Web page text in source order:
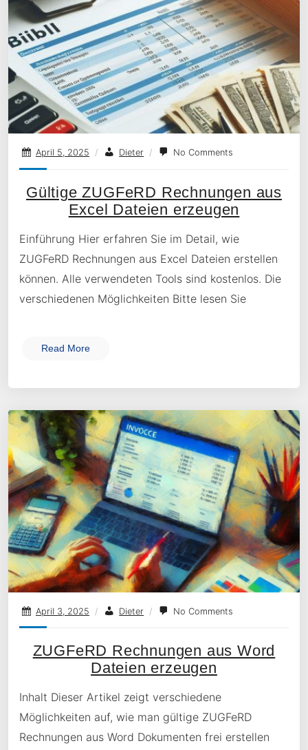
April 5, 2025 / Dieter / No Comments
Gültige ZUGFeRD Rechnungen aus
Excel Dateien erzeugen
Einführung Hier erfahren Sie im Detail, wie
ZUGFeRD Rechnungen aus Excel Dateien erstellen
können. Alle verwendeten Tools sind kostenlos. Die
verschiedenen Möglichkeiten Bitte lesen Sie
Read More
April 3, 2025 / Dieter / No Comments
ZUGFeRD Rechnungen aus Word
Dateien erzeugen
Inhalt Dieser Artikel zeigt verschiedene
Möglichkeiten auf, wie man gültige ZUGFeRD
Rechnungen aus Word Dokumenten frei erstellen